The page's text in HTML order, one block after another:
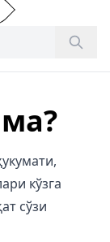
кўзга
сўзи